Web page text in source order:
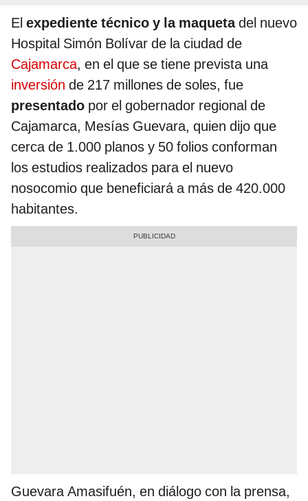
El expediente técnico y la maquetadel nuevo
Hospital Simón Bolívar de la ciudad de
Cajamarca, en el que se tiene prevista una
inversión de 217 millones de soles, fue
presentado por el gobernador regional de
Cajamarca, Mesías Guevara, quien dijo que
cerca de 1.000 planos y 50 folios conforman
los estudios realizados para el nuevo
nosocomio que beneficiará a más de 420.000
habitantes.
Guevara Amasifuén, en diálogo con la prensa,